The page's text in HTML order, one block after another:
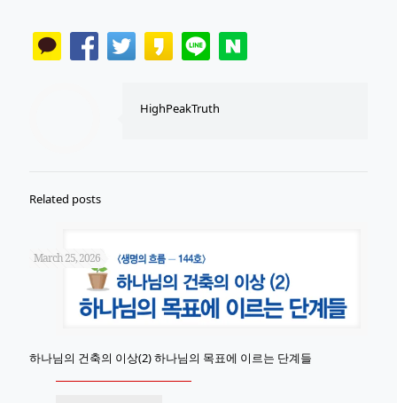
HighPeakTruth
Related posts
March 25, 2026
하나님의 건축의 이상(2) 하나님의 목표에 이르는 단계들